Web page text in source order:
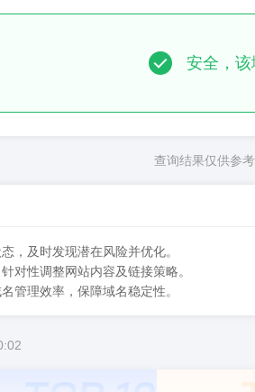
安全，
查询结果仅供参
，及时发现潜在风险并优化。
对性调整网站内容及链接策略。
管理效率，保障域名稳定性。